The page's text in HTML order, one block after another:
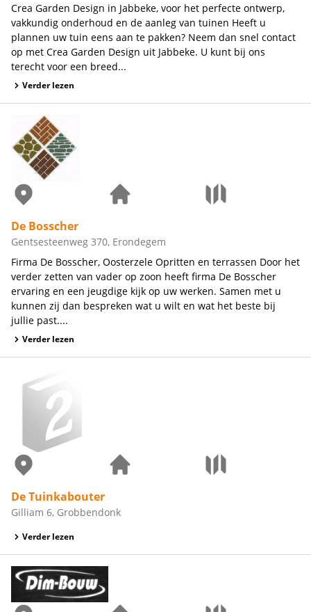
Crea Garden Design in Jabbeke, voor het perfecte ontwerp,
vakkundig onderhoud en de aanleg van tuinen Heeft u
plannen uw tuin eens aan te pakken? Neem dan snel contact
op met Crea Garden Design uit Jabbeke. U kunt bij ons
terecht voor een breed...
Verder lezen
De Bosscher
Gentsesteenweg 370, Erondegem
Firma De Bosscher, Oosterzele Opritten en terrassen Door het
verder zetten van vader op zoon heeft firma De Bosscher
ervaring en een jeugdige kijk op uw werken. Samen met u
kunnen zij dan bespreken wat u wilt en wat het beste bij
jullie past....
Verder lezen
De Tuinkabouter
Gilliam 6, Grobbendonk
Verder lezen